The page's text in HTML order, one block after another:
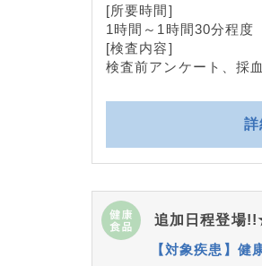
[所要時間]
1時間～1時間30分程度
[検査内容]
検査前アンケート、採
詳
追加日程登場
【対象疾患】健